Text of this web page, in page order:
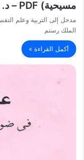
مسيحية) PDF – د. رسمي عبد الملك رستم
الملك رستم
أكمل القراءة »